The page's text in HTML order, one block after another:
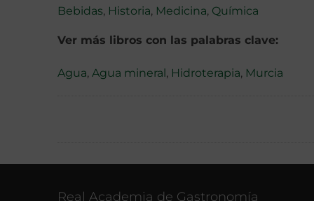
Bebidas, Historia, Medicina, Química
Ver más libros con las palabras clave:
Agua, Agua mineral, Hidroterapia, Murcia
Real Academia de Gastronomía